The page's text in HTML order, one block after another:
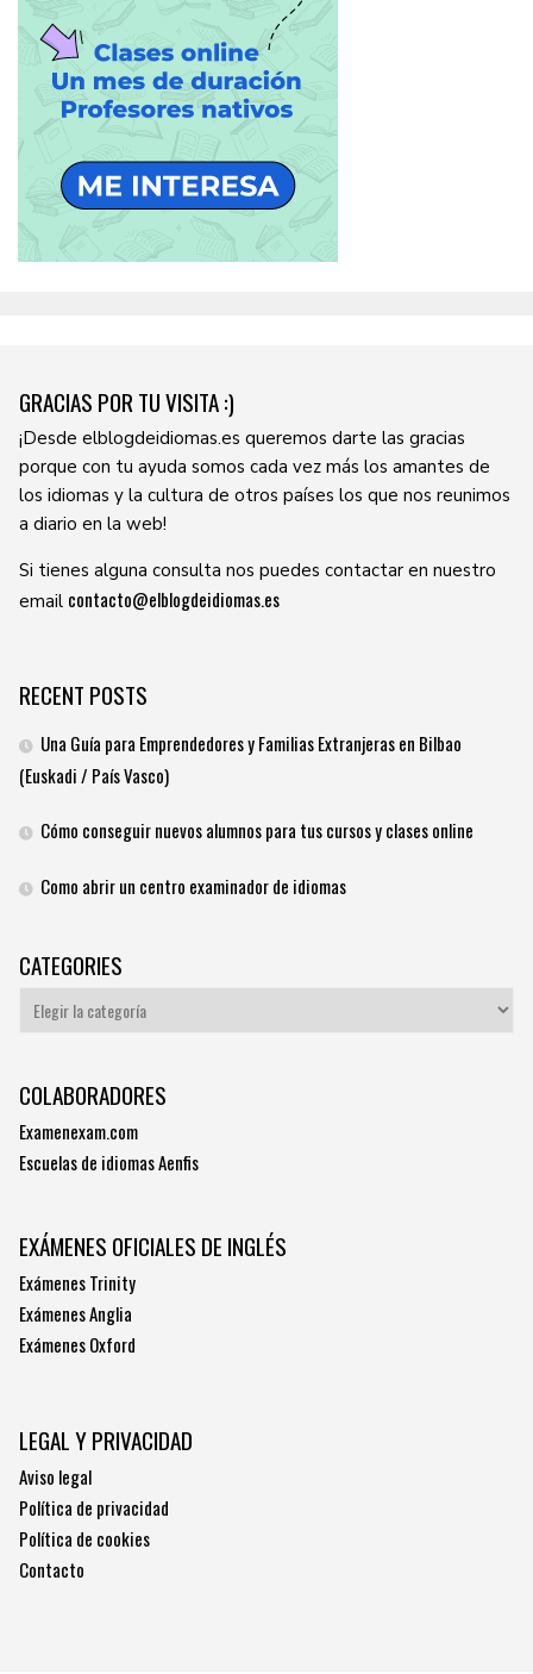
GRACIAS POR TU VISITA :)
¡Desde elblogdeidiomas.es queremos darte las gracias
porque con tu ayuda somos cada vez más los amantes de
los idiomas y la cultura de otros países los que nos reunimos
a diario en la web!
Si tienes alguna consulta nos puedes contactar en nuestro
email contacto@elblogdeidiomas.es
RECENT POSTS
Una Guía para Emprendedores y Familias Extranjeras en Bilbao
(Euskadi / País Vasco)
Cómo conseguir nuevos alumnos para tus cursos y clases online
Como abrir un centro examinador de idiomas
CATEGORIES
Categories
COLABORADORES
Examenexam.com
Escuelas de idiomas Aenfis
EXÁMENES OFICIALES DE INGLÉS
Exámenes Trinity
Exámenes Anglia
Exámenes Oxford
LEGAL Y PRIVACIDAD
Aviso legal
Política de privacidad
Política de cookies
Contacto